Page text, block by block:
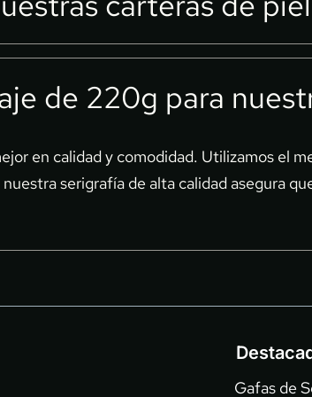
par de gafas no solo es una declaración
estándares de calidad y estilo. Cada
detrás de cada detalle y encuentra la
de 220g para
en calidad y comodidad. Utilizamos el
serigrafía de alta calidad asegura
Gafas de